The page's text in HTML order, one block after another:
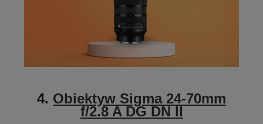
4. Obiektyw Sigma 24-70mm
f/2.8 A DG DN II